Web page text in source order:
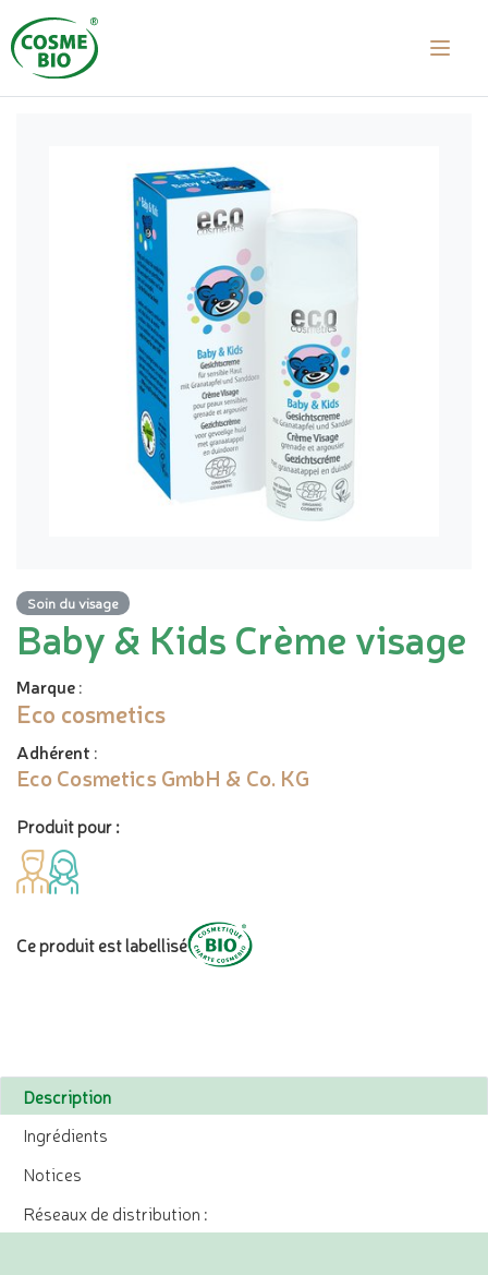
Soin du visage
Baby & Kids Crème visage
Marque:
Eco cosmetics
Adhérent :
Eco Cosmetics GmbH & Co. KG
Produit pour :
Ce produit est labellisé
Description
Ingrédients
Notices
Réseaux de distribution :